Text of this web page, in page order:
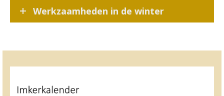
Werkzaamheden in de winter